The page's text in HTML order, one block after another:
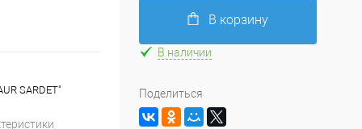
SARDET"
В корзину
В наличии
Поделиться